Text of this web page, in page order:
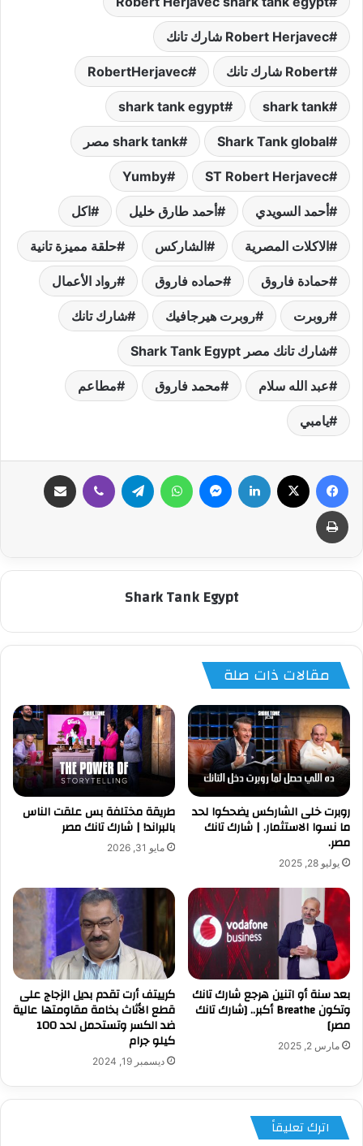
Robert Herjavec شارك تانك
Robert شارك تانك RobertHerjavec
shark tank
shark tank egypt
Shark Tank global shark tank مصر
ST Robert Herjavec
Yumby
أحمد السويدي أحمد طارق خليل اكل
الاكلات المصرية الشاركس حلقة مميزة تانية
حمادة فاروق حماده فاروق رواد الأعمال
روبرت روبرت هيرجافيك شارك تانك
شارك تانك مصر Shark Tank Egypt
عبد الله سلام محمد فاروق مطاعم
يامبي
فيسبوك لينكدإن ماسنجر واتساب تيلقرام ڤايبر
طباعة
Shark Tank Egypt
مقالات ذات صلة
روبرت خلى الشاركس يضحكوا لحد
ما نسوا الاستثمار. | شارك تانك
مصر.
يوليو 28, 2025
طريقة مختلفة بس علقت الناس
بالبراند! | شارك تانك مصر
مايو 31, 2026
بعد سنة أو اتنين هرجع شارك تانك
وتكون Breathe أكبر.. [شارك تانك
مصر]
مارس 2, 2025
كرييتف أرت تقدم بديل الزجاج على
قطع الأثاث بخامة مقاومتها عالية
ضد الكسر وتستحمل لحد 100
كيلو جرام
ديسمبر 19, 2024
اترك تعليقاً